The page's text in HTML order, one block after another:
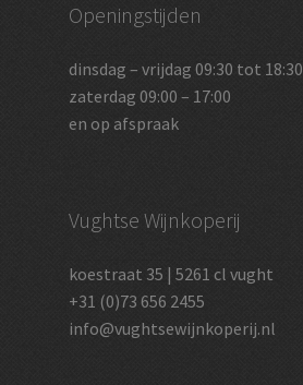
Openingstijden
dinsdag – vrijdag 09:30 tot 18:30
zaterdag 09:00 – 17:00
en op afspraak
Vughtse Wijnkoperij
koestraat 35 | 5261 cl vught
+31 (0)73 656 2455
info@vughtsewijnkoperij.nl